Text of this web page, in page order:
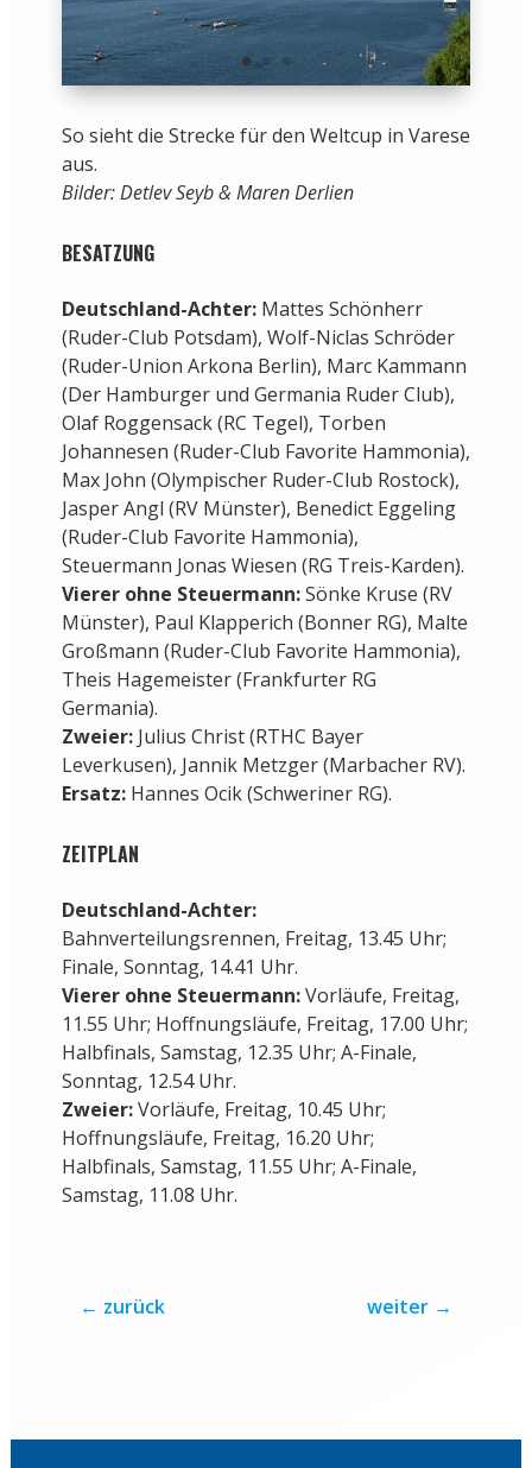
So sieht die Strecke für den Weltcup in Varese
aus.
Bilder: Detlev Seyb & Maren Derlien
BESATZUNG
Deutschland-Achter:Mattes Schönherr
(Ruder-Club Potsdam), Wolf-Niclas Schröder
(Ruder-Union Arkona Berlin), Marc Kammann
(Der Hamburger und Germania Ruder Club),
Olaf Roggensack (RC Tegel), Torben
Johannesen (Ruder-Club Favorite Hammonia),
Max John (Olympischer Ruder-Club Rostock),
Jasper Angl (RV Münster), Benedict Eggeling
(Ruder-Club Favorite Hammonia),
Steuermann Jonas Wiesen (RG Treis-Karden).
Vierer ohne Steuermann:Sönke Kruse (RV
Münster), Paul Klapperich (Bonner RG), Malte
Großmann (Ruder-Club Favorite Hammonia),
Theis Hagemeister (Frankfurter RG
Germania).
Zweier:Julius Christ (RTHC Bayer
Leverkusen), Jannik Metzger (Marbacher RV).
Ersatz:Hannes Ocik (Schweriner RG).
ZEITPLAN
Deutschland-Achter:
Bahnverteilungsrennen, Freitag, 13.45 Uhr;
Finale, Sonntag, 14.41 Uhr.
Vierer ohne Steuermann:Vorläufe, Freitag,
11.55 Uhr; Hoffnungsläufe, Freitag, 17.00 Uhr;
Halbfinals, Samstag, 12.35 Uhr; A-Finale,
Sonntag, 12.54 Uhr.
Zweier:Vorläufe, Freitag, 10.45 Uhr;
Hoffnungsläufe, Freitag, 16.20 Uhr;
Halbfinals, Samstag, 11.55 Uhr; A-Finale,
Samstag, 11.08 Uhr.
← zurück weiter →